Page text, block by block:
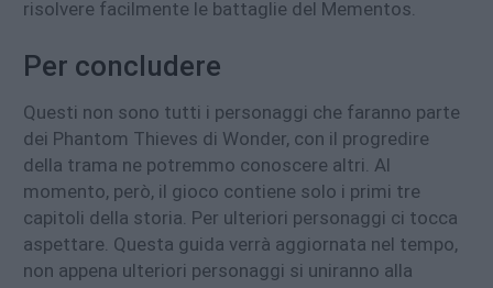
risolvere facilmente le battaglie del Mementos.
Per concludere
Questi non sono tutti i personaggi che faranno parte
dei Phantom Thieves di Wonder, con il progredire
della trama ne potremmo conoscere altri. Al
momento, però, il gioco contiene solo i primi tre
capitoli della storia. Per ulteriori personaggi ci tocca
aspettare. Questa guida verrà aggiornata nel tempo,
non appena ulteriori personaggi si uniranno alla